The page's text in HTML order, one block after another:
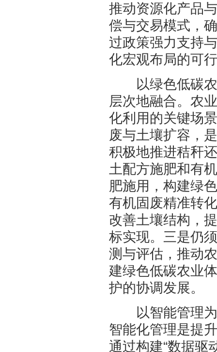
推动资源化产品
偿与交易模式，
过政策强力支持
化宏观布局的可
以绿色低碳农
层次地融合。农
化利用的关键场
废与土壤扩容，
积极地推进秸秆
土配方施肥和有
肥施用，构建绿
有机固废精准转
改善土壤结构，
标实现。三是仍
测与评估，推动
建绿色低碳农业
护的协调发展。
以智能管理为
智能化管理是提
通过构建“数据驱